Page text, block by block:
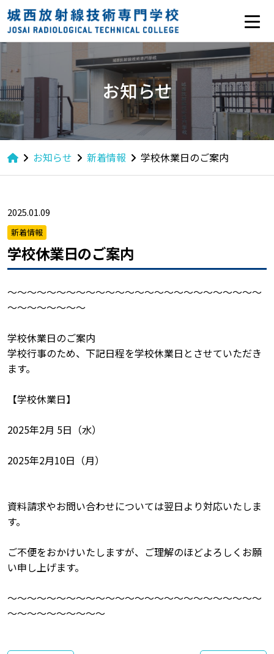
お知らせ
お知らせ 新着情報 学校休業日のご案内
2025.01.09
新着情報
学校休業日のご案内
～～～～～～～～～～～～～～～～～～～～～～～～～～
～～～～～～～～
学校休業日のご案内
学校行事のため、下記日程を学校休業日とさせていただき
ます。
【学校休業日】
2025年2月 5日（水）
2025年2月10日（月）
資料請求やお問い合わせについては翌日より対応いたしま
す。
ご不便をおかけいたしますが、ご理解のほどよろしくお願
い申し上げます。
～～～～～～～～～～～～～～～～～～～～～～～～～～
～～～～～～～～～～